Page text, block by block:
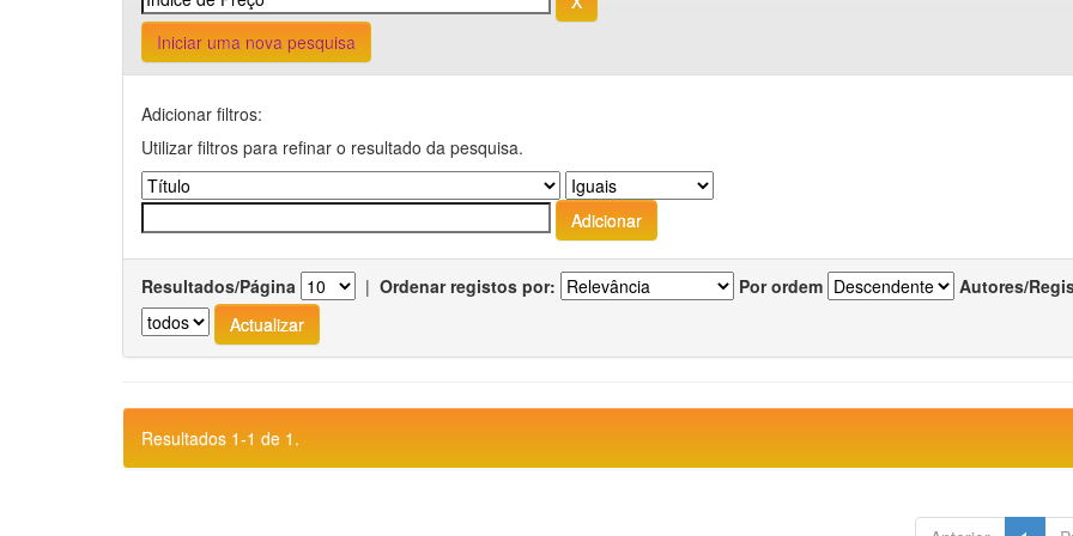
Iniciar uma nova pesquisa
Adicionar filtros:
Utilizar filtros para refinar o resultado da pesquisa.
Resultados/Página | Ordenar registos por: Por ordem Autores/
Resultados 1-1 de 1.